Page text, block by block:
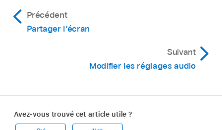
Précédent
Partager l’écran
Suivant
Modifier les réglages audio
Avez-vous trouvé cet article utile ?